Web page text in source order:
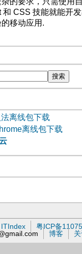
和 CSS 技能就能开
移动应用.
离线包下载
离线包下载
ITIndex 粤ICP备
博客